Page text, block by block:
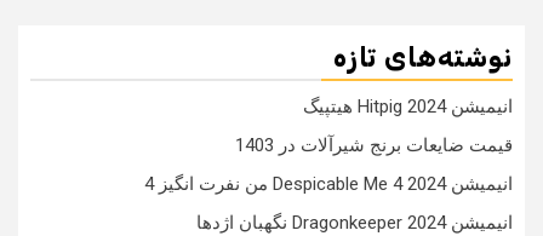
نوشته‌های تازه
انیمیشن Hitpig 2024 هیتپیگ
قیمت ضایعات برنج شیرآلات در 1403
انیمیشن Despicable Me 4 2024 من نفرت انگیز 4
انیمیشن Dragonkeeper 2024 نگهبان اژدها